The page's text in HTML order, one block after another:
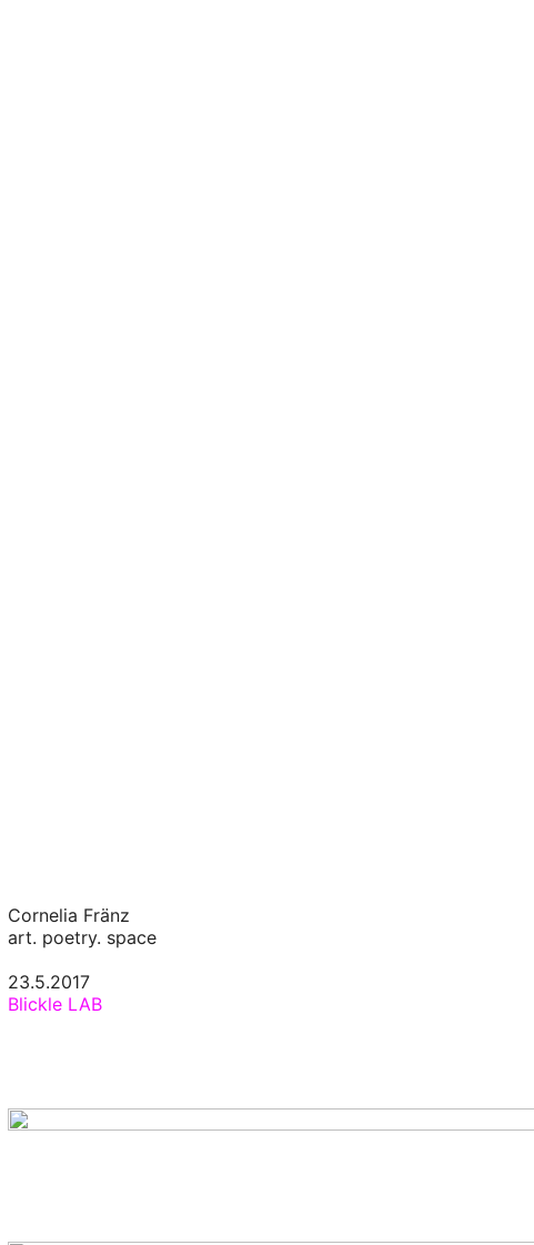
Cornelia Fränz
art. poetry. space
23.5.2017
Blickle LAB